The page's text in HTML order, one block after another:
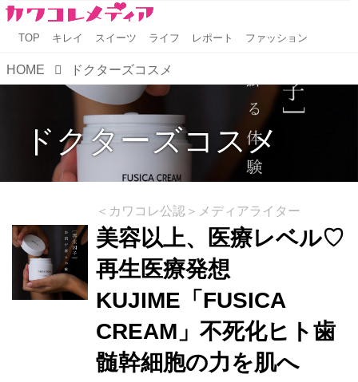
TOP キレイ スイーツ ライフ レポート ファッション
HOME ドクターズコスメ
ドクターズコスメ
＜カワコレ公認＞メディアライター
美容以上、医療レベル♡
再生医療発想
KUJIME「FUSICA
CREAM」不死化ヒト歯
髄幹細胞の力を肌へ